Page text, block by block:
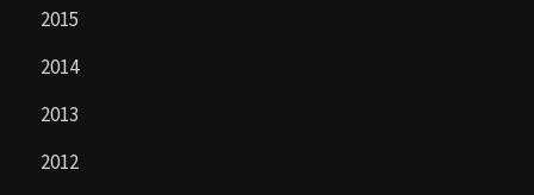
2015
2014
2013
2012